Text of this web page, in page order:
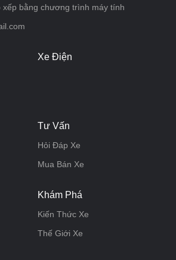
bằng chương trình máy tính
Xe Điện
Tư Vấn
Hỏi Đáp Xe
Mua Bán Xe
Khám Phá
Kiến Thức Xe
Thế Giới Xe